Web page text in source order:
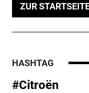
ZUR
HASHTAG
#Citroën